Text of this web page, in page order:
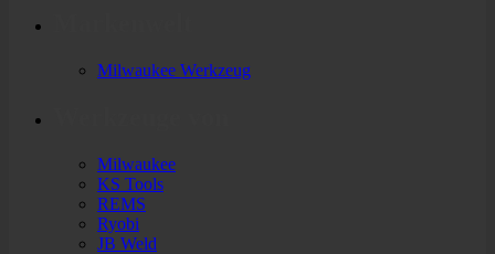
Milwaukee Werkzeug
Milwaukee
KS Tools
REMS
Ryobi
JB Weld